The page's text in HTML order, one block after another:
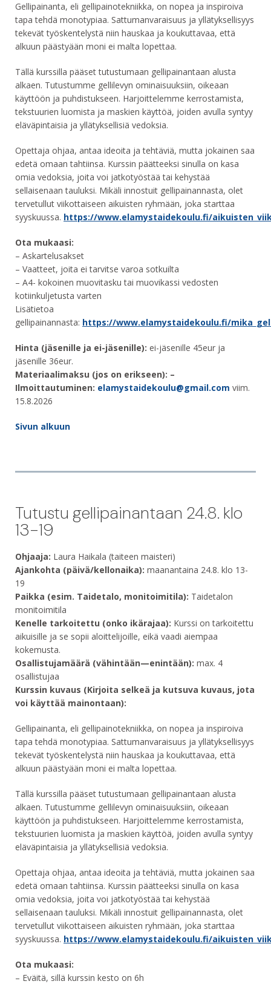
Gellipainanta, eli gellipainotekniikka, on nopea ja inspiroiva
tapa tehdä monotypiaa. Sattumanvaraisuus ja yllätyksellisyys
tekevät työskentelystä niin hauskaa ja koukuttavaa, että
alkuun päästyään moni ei malta lopettaa.
Tällä kurssilla pääset tutustumaan gellipainantaan alusta
alkaen. Tutustumme gellilevyn ominaisuuksiin, oikeaan
käyttöön ja puhdistukseen. Harjoittelemme kerrostamista,
tekstuurien luomista ja maskien käyttöä, joiden avulla syntyy
eläväpintaisia ja yllätyksellisiä vedoksia.
Opettaja ohjaa, antaa ideoita ja tehtäviä, mutta jokainen saa
edetä omaan tahtiinsa. Kurssin päätteeksi sinulla on kasa
omia vedoksia, joita voi jatkotyöstää tai kehystää
sellaisenaan tauluksi. Mikäli innostuit gellipainannasta, olet
tervetullut viikottaiseen aikuisten ryhmään, joka starttaa
syyskuussa. https://www.elamystaidekoulu.fi/
Ota mukaasi:
– Askartelusakset
– Vaatteet, joita ei tarvitse varoa sotkuilta
– ‎A4- kokoinen muovitasku tai muovikassi vedosten
kotiinkuljetusta varten
Lisätietoa
gellipainannasta: https://www.elamystaidekoulu.fi/
Hinta (jäsenille ja ei-jäsenille): ei-jäsenille 45eur ja
jäsenille 36eur.
Materiaalimaksu (jos on erikseen): –
Ilmoittautuminen: elamystaidekoulu@gmail.com viim.
15.8.2026
Sivun alkuun
Tutustu gellipainantaan 24.8. klo
13-19
Ohjaaja: Laura Haikala (taiteen maisteri)
Ajankohta (päivä/kellonaika): maanantaina 24.8. klo 13-
19
Paikka (esim. Taidetalo, monitoimitila): Taidetalon
monitoimitila
Kenelle tarkoitettu (onko ikärajaa): Kurssi on tarkoitettu
aikuisille ja se sopii aloittelijoille, eikä vaadi aiempaa
kokemusta.
Osallistujamäärä (vähintään—enintään): max. 4
osallistujaa
Kurssin kuvaus (Kirjoita selkeä ja kutsuva kuvaus, jota
voi käyttää mainontaan):
Gellipainanta, eli gellipainotekniikka, on nopea ja inspiroiva
tapa tehdä monotypiaa. Sattumanvaraisuus ja yllätyksellisyys
tekevät työskentelystä niin hauskaa ja koukuttavaa, että
alkuun päästyään moni ei malta lopettaa.
Tällä kurssilla pääset tutustumaan gellipainantaan alusta
alkaen. Tutustumme gellilevyn ominaisuuksiin, oikeaan
käyttöön ja puhdistukseen. Harjoittelemme kerrostamista,
tekstuurien luomista ja maskien käyttöä, joiden avulla syntyy
eläväpintaisia ja yllätyksellisiä vedoksia.
Opettaja ohjaa, antaa ideoita ja tehtäviä, mutta jokainen saa
edetä omaan tahtiinsa. Kurssin päätteeksi sinulla on kasa
omia vedoksia, joita voi jatkotyöstää tai kehystää
sellaisenaan tauluksi. Mikäli innostuit gellipainannasta, olet
tervetullut viikottaiseen aikuisten ryhmään, joka starttaa
syyskuussa. https://www.elamystaidekoulu.fi/
Ota mukaasi:
– ‎Eväitä, sillä kurssin kesto on 6h